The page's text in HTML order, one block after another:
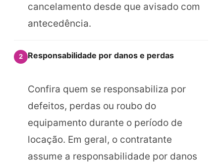
cancelamento desde que avisado com
antecedência.
2 Responsabilidade por danos e perdas
Confira quem se responsabiliza por
defeitos, perdas ou roubo do
equipamento durante o período de
locação. Em geral, o contratante
assume a responsabilidade por danos